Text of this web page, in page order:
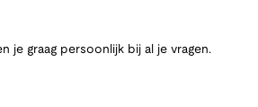
je graag persoonlijk bij al je vragen.